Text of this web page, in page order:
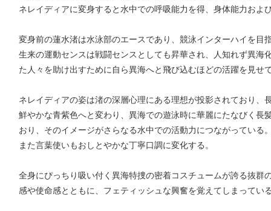
ネレイディアに変身すると水中での呼吸能力を得、身体能力およ
変身前の蓮水渚は水泳部のエースであり、競泳インターハイを目
生来の運動センスは戦闘センスとしても昇華され、人知れず異海
た人々を助け出すために自ら異海へと飛び込むほどの活躍を見せ
ネレイディアの姿は渚の深層心理にある理想が投影されており、
鮮やかな青紫色へと変わり、異海での遊泳時に華麗にたなびく長
おり、そのイメージがさらなる水中での活動力につながっている
また言葉使いもおしとやかな丁寧口調に変化する。
全身にぴっちり吸い付く異海特捜の密着コスチュームが誇る抜群
感や使命感とともに、フェティッシュな興奮を覚えてしまってい